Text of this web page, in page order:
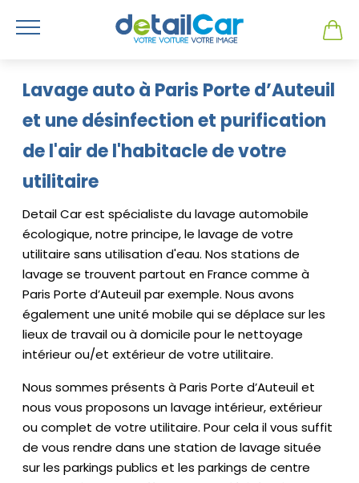
Lavage auto à Paris Porte d’Auteuil
et une désinfection et purification
de l'air de l'habitacle de votre
utilitaire
Detail Car est spécialiste du lavage automobile
écologique, notre principe, le lavage de votre
utilitaire sans utilisation d'eau. Nos stations de
lavage se trouvent partout en France comme à
Paris Porte d’Auteuil par exemple. Nous avons
également une unité mobile qui se déplace sur les
lieux de travail ou à domicile pour le nettoyage
intérieur ou/et extérieur de votre utilitaire.
Nous sommes présents à Paris Porte d’Auteuil et
nous vous proposons un lavage intérieur, extérieur
ou complet de votre utilitaire. Pour cela il vous suffit
de vous rendre dans une station de lavage située
sur les parkings publics et les parkings de centre